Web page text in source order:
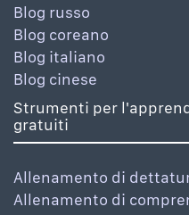
Blog russo
Blog coreano
Blog italiano
Blog cinese
Strumenti per
gratuiti
Allenamento di
Allenamento di